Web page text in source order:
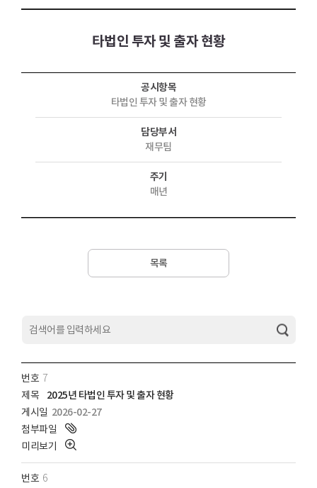
타법인 투자 및 출자 현황
공시항목
타법인 투자 및 출자 현황
담당부서
재무팀
주기
매년
목록
7
2025년 타법인 투자 및 출자 현황
2026-02-27
6